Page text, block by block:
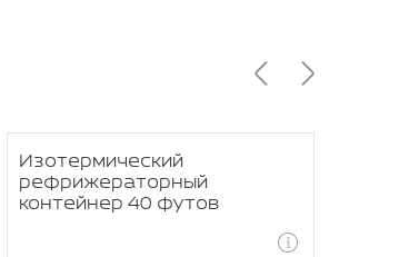
Изотермический
рефрижераторный
контейнер 40 футов